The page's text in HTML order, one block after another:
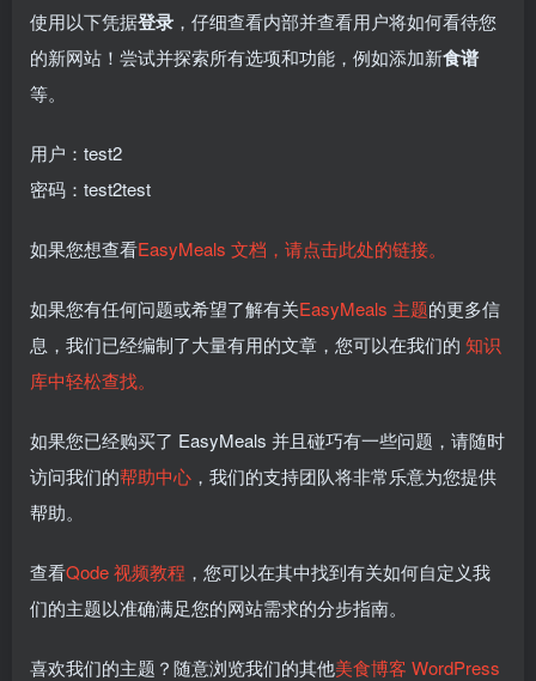
使用以下凭据登录 ，仔细查看内部并查看用户将如何看待您
的新网站！尝试并探索所有选项和功能，例如添加新食谱
等。
用户：test2
密码：test2test
如果您想查看EasyMeals 文档，请点击此处的链接。
如果您有任何问题或希望了解有关EasyMeals 主题的更多信
息，我们已经编制了大量有用的文章，您可以在我们的 知识
库中轻松查找。
如果您已经购买了 EasyMeals 并且碰巧有一些问题，请随时
访问我们的帮助中心 ，我们的支持团队将非常乐意为您提供
帮助。
查看Qode 视频教程 ，您可以在其中找到有关如何自定义我
们的主题以准确满足您的网站需求的分步指南。
喜欢我们的主题？随意浏览我们的其他美食博客 WordPress